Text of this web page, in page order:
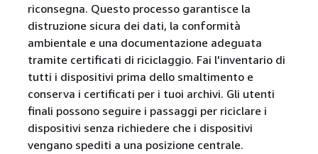
riconsegna. Questo processo garantisce la
distruzione sicura dei dati, la conformità
ambientale e una documentazione adeguata
tramite certificati di riciclaggio. Fai l'inventario di
tutti i dispositivi prima dello smaltimento e
conserva i certificati per i tuoi archivi. Gli utenti
finali possono seguire i passaggi per riciclare i
dispositivi senza richiedere che i dispositivi
vengano spediti a una posizione centrale.